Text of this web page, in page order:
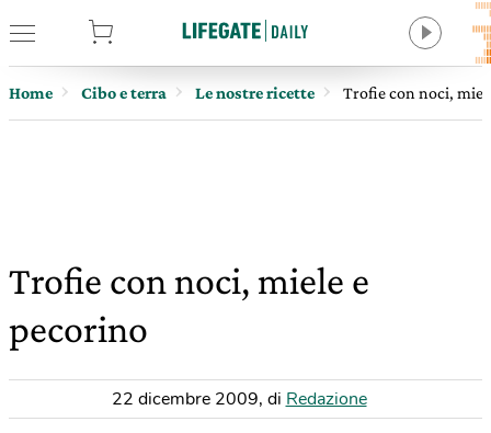
Home Cibo e terra Le nostre ricette Trofie con noci,
Trofie con noci, miele e
pecorino
22 dicembre 2009, di Redazione